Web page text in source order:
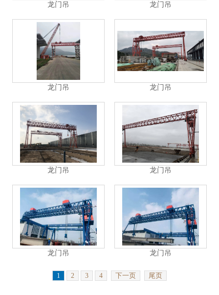
龙门吊 龙门吊
龙门吊 龙门吊
龙门吊 龙门吊
龙门吊 龙门吊
1 2 3 4 下一页 尾页